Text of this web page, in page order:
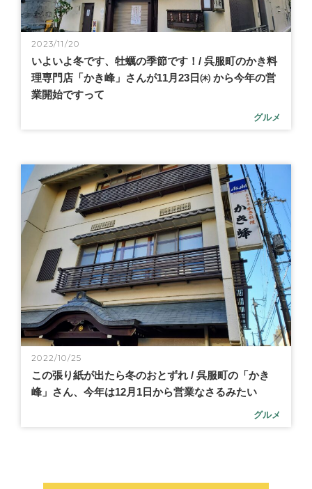
2023/11/20
いよいよ冬です、牡蠣の季節です！/ 呉服町のかき料
理専門店「かき峰」さんが11月23日㈭ から今年の営
業開始ですって
グルメ
2022/10/25
この張り紙が出たら冬のおとずれ / 呉服町の「かき
峰」さん、今年は12月1日から営業なさるみたい
グルメ